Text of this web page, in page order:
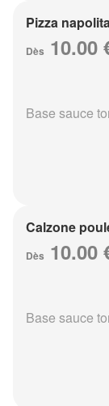
Pizza
Dès 10.00
Base sauce
Calzone
Dès 10.00
Base sauce